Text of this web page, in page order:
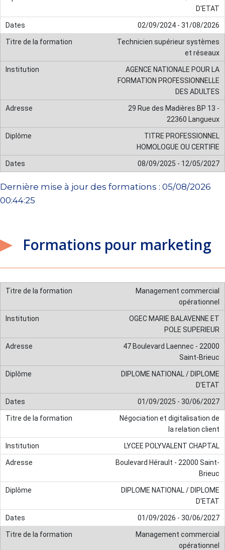
D'ETAT
02/09/2024 - 31/08/2026
Technicien supérieur systèmes
et réseaux
AGENCE NATIONALE POUR LA
FORMATION PROFESSIONNELLE
DES ADULTES
29 Rue des Madières BP 13 -
22360 Langueux
TITRE PROFESSIONNEL
HOMOLOGUE OU CERTIFIE
08/09/2025 - 12/05/2027
Dernière mise à jour des formations : 05/08/2026
00:44:25
Formations pour marketing
Management commercial
opérationnel
OGEC MARIE BALAVENNE ET
POLE SUPERIEUR
47 Boulevard Laennec - 22000
Saint-Brieuc
DIPLOME NATIONAL / DIPLOME
D'ETAT
01/09/2025 - 30/06/2027
Négociation et digitalisation de
la relation client
LYCEE POLYVALENT CHAPTAL
Boulevard Hérault - 22000 Saint-
Brieuc
DIPLOME NATIONAL / DIPLOME
D'ETAT
01/09/2026 - 30/06/2027
Management commercial
opérationnel